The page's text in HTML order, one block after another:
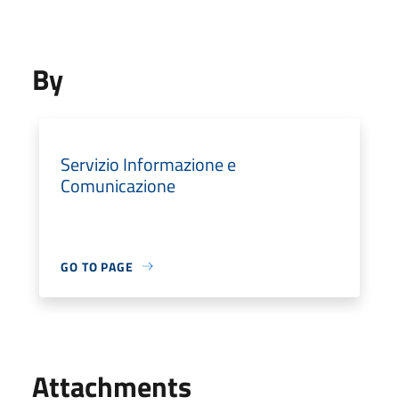
By
Servizio Informazione e
Comunicazione
GO TO PAGE
Attachments